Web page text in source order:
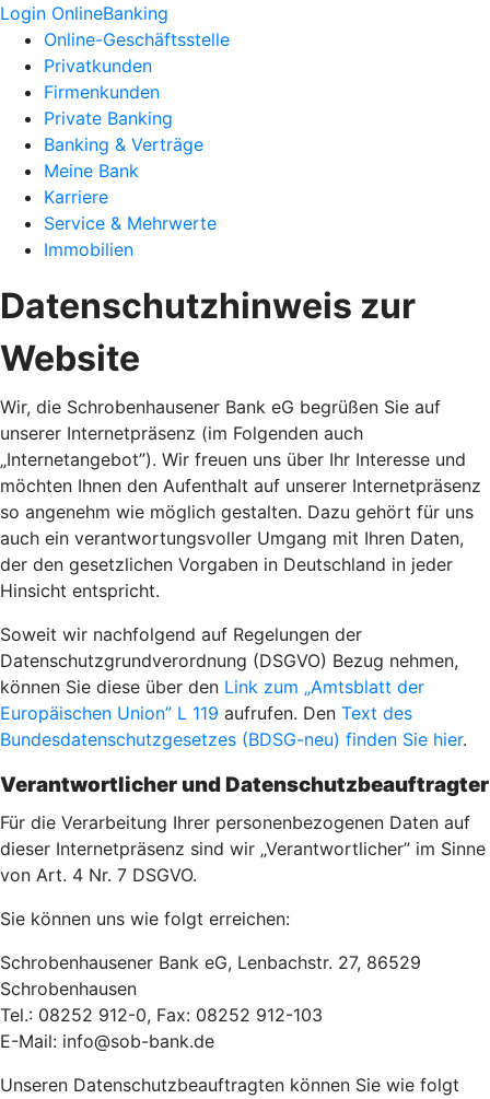
Login OnlineBanking
Online-Geschäftsstelle
Privatkunden
Firmenkunden
Private Banking
Banking & Verträge
Meine Bank
Karriere
Service & Mehrwerte
Immobilien
Datenschutzhinweis zur
Website
Wir, die Schrobenhausener Bank eG begrüßen Sie auf
unserer Internetpräsenz (im Folgenden auch
„Internetangebot”). Wir freuen uns über Ihr Interesse und
möchten Ihnen den Aufenthalt auf unserer Internetpräsenz
so angenehm wie möglich gestalten. Dazu gehört für uns
auch ein verantwortungsvoller Umgang mit Ihren Daten,
der den gesetzlichen Vorgaben in Deutschland in jeder
Hinsicht entspricht.
Soweit wir nachfolgend auf Regelungen der
Datenschutzgrundverordnung (DSGVO) Bezug nehmen,
können Sie diese über den Link zum „Amtsblatt der
Europäischen Union” L 119 aufrufen. Den Text des
Bundesdatenschutzgesetzes (BDSG-neu) finden Sie hier.
Verantwortlicher und Datenschutzbeauftragter
Für die Verarbeitung Ihrer personenbezogenen Daten auf
dieser Internetpräsenz sind wir „Verantwortlicher” im Sinne
von Art. 4 Nr. 7 DSGVO.
Sie können uns wie folgt erreichen:
Schrobenhausener Bank eG, Lenbachstr. 27, 86529
Schrobenhausen
Tel.: 08252 912-0, Fax: 08252 912-103
E-Mail: info@sob-bank.de
Unseren Datenschutzbeauftragten können Sie wie folgt